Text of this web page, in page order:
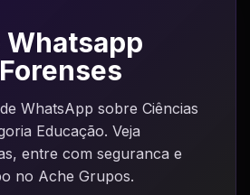
Whatsapp
WhatsApp sobre Ciências
Educação. Veja
entre com seguranca e
no Ache Grupos.